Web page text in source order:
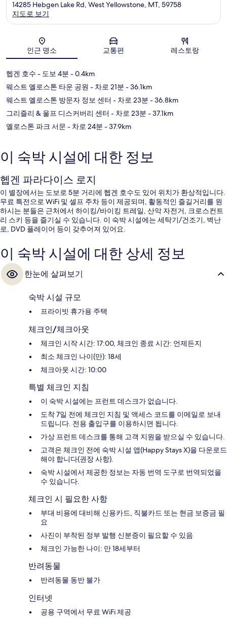
지도
14285 Hebgen Lake Rd, West Yellowstone, MT, 59758
지도로 보기
인근 명소 교통편 레스토랑
헵겐 호수 - 도보 4분 - 0.4km
웨스트 옐로스톤 타운 공원 - 차로 21분 - 36.1km
웨스트 옐로스톤 방문자 정보 센터 - 차로 23분 - 36.8km
그리즐리 & 울프 디스커버리 센터 - 차로 23분 - 37.1km
옐로스톤 파크 서문 - 차로 24분 - 37.9km
이 숙박 시설에 대한 정보
헵겐 파라다이스 로지
이 별장에서는 도보로 5분 거리에 헵겐 호수도 있어 위치가 환상적입니다.
무료 특전으로 WiFi 및 셀프 주차 등이 제공되며, 활동적인 즐길거리를 원
하시는 분들은 근처에서 하이킹/바이킹 트레일, 산악 자전거, 크로스컨트
리 스키 등을 즐기실 수 있습니다. 이 숙박 시설에는 세탁기/건조기, 벽난
로, DVD 플레이어 등이 갖추어져 있어요.
이 숙박 시설에 대한 상세 정보
한눈에 살펴보기
숙박 시설 규모
프라이빗 휴가용 주택
체크인/체크아웃
체크인 시작 시간: 17:00, 체크인 종료 시간: 언제든지
최소 체크인 나이(만): 18세
체크아웃 시간: 10:00
특별 체크인 지침
이 숙박 시설에는 프런트 데스크가 없습니다.
도착 7일 전에 체크인 지침 및 액세스 코드를 이메일로 보내
드립니다. 전용 출입구를 이용하시면 됩니다.
가상 프런트 데스크를 통해 고객 지원을 받으실 수 있습니다.
고객은 체크인 전에 숙박 시설 앱(Happy Stays X)을 다운로드
해야 합니다(권장 사항).
숙박 시설에서 제공한 정보는 자동 번역 도구로 번역되었을
수 있습니다.
체크인 시 필요한 사항
부대 비용에 대비해 신용카드, 직불카드 또는 현금 보증금 필
요
사진이 부착된 정부 발행 신분증이 필요할 수 있음
체크인 가능한 나이: 만 18세부터
반려동물
반려동물 동반 불가
인터넷
공용 구역에서 무료 WiFi 제공